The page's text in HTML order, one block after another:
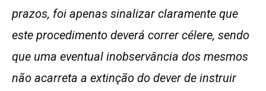
prazos, foi apenas sinalizar claramente que
este procedimento deverá correr célere, sendo
que uma eventual inobservância dos mesmos
não acarreta a extinção do dever de instruir